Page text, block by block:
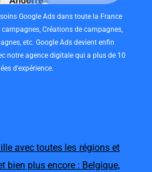
avec toutes les régions et
bien plus encore : Belgique,
Google Ads dans toute la France
Créations de campagnes,
etc. Google Ads devient enfin
notre agence digitale qui a plus de 10
d'expérience.